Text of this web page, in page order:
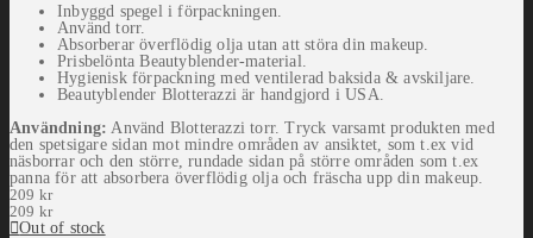
Inbyggd spegel i förpackningen.
Använd torr.
Absorberar överflödig olja utan att störa din makeup.
Prisbelönta Beautyblender-material.
Hygienisk förpackning med ventilerad baksida & avskiljare.
Beautyblender Blotterazzi är handgjord i USA.
Användning: Använd Blotterazzi torr. Tryck varsamt produkten med
den spetsigare sidan mot mindre områden av ansiktet, som t.ex vid
näsborrar och den större, rundade sidan på större områden som t.ex
panna för att absorbera överflödig olja och fräscha upp din makeup.
209 kr
209 kr
Out of stock